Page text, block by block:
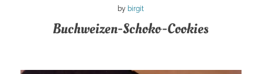
by birgit
Buchweizen-Schoko-Cookies